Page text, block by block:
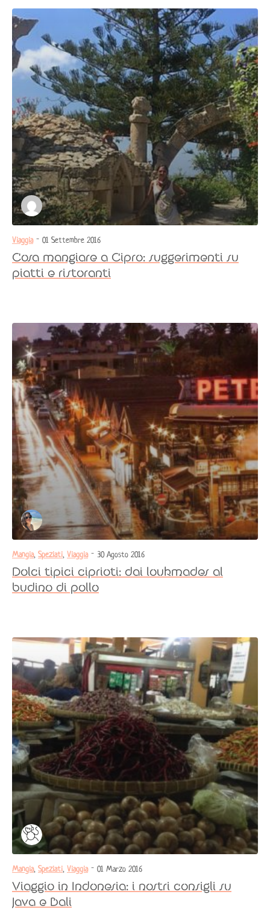
Viaggia- 01 Settembre 2016
Cosa mangiare a Cipro: suggerimenti su
piatti e ristoranti
Mangia, Speziati, Viaggia- 30 Agosto 2016
Dolci tipici ciprioti: dai loukmades al
budino di pollo
Mangia, Speziati, Viaggia- 01 Marzo 2016
Viaggio in Indonesia: i nostri consigli su
Java e Bali